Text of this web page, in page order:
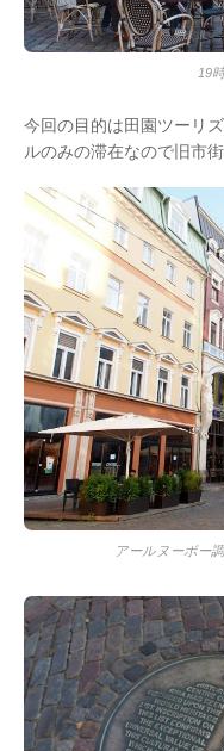
19
今回の目的は田園ツーリ
ルのみの滞在なので旧市
アールヌーボー